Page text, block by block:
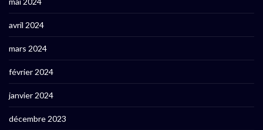
avril 2024
mars 2024
février 2024
janvier 2024
décembre 2023